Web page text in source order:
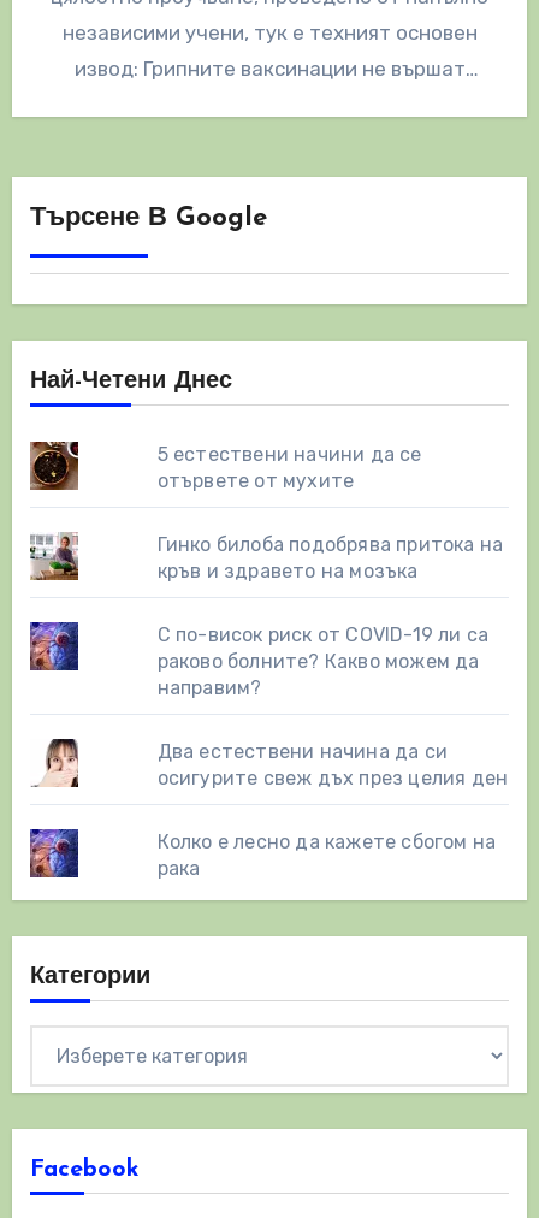
независими учени, тук е техният основен
извод: Грипните ваксинации не вършат
Търсене В Google
Най-Четени Днес
5 естествени начини да се
отървете от мухите
Гинко билоба подобрява притока на
кръв и здравето на мозъка
С по-висок риск от COVID-19 ли са
раково болните? Какво можем да
направим?
Два естествени начинa да си
осигурите свеж дъх през целия ден
Колко е лесно да кажете сбогом на
рака
Категории
Facebook